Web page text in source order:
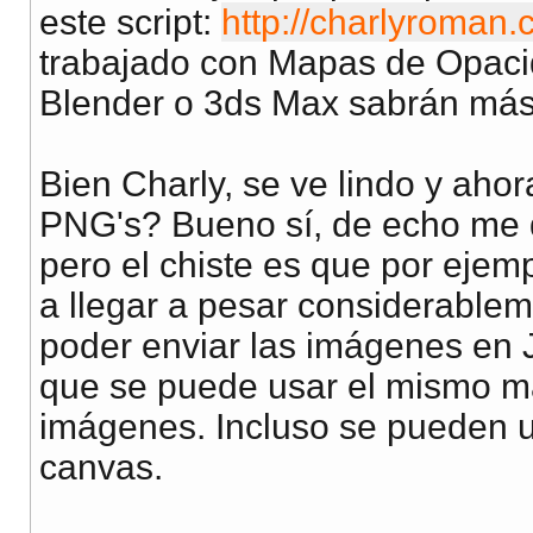
este script: http://
trabajado con Mapas de
Blender o 3ds Max sabrán
Bien Charly, se ve lindo y
PNG's? Bueno sí, de echo
pero el chiste es que por
a llegar a pesar
poder enviar las imágenes en
que se puede usar el mismo
imágenes. Incluso se pueden
canvas.